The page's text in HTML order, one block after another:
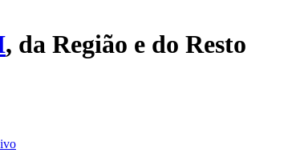
, da Região e do Resto